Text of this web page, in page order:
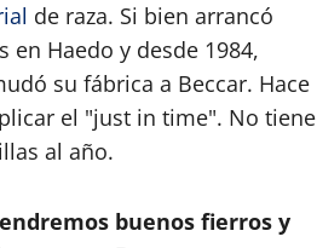
de raza. Si bien arrancó
Haedo y desde 1984,
su fábrica a Beccar. Hace
el "just in time". No tiene
al año.
buenos fierros y